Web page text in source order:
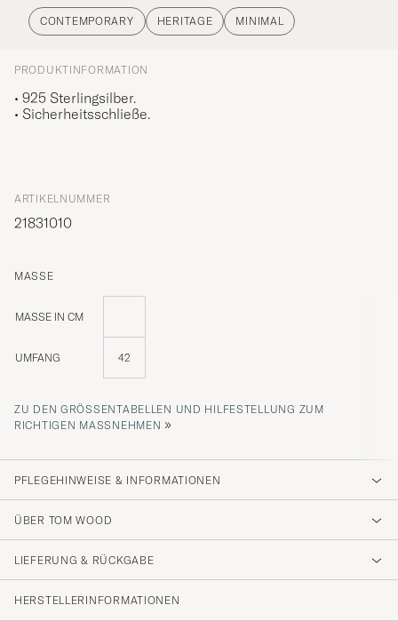
CONTEMPORARY HERITAGE MINIMAL
PRODUKTINFORMATION
• 925 Sterlingsilber.
• Sicherheitsschließe.
ARTIKELNUMMER
21831010
MASSE
MASSE IN CM
UMFANG 42
ZU DEN GRÖSSENTABELLEN UND HILFESTELLUNG ZUM R
ICHTIGEN MASSNEHMEN
»
PFLEGEHINWEISE & INFORMATIONEN
ÜBER TOM WOOD
LIEFERUNG & RÜCKGABE
HERSTELLERINFORMATIONEN